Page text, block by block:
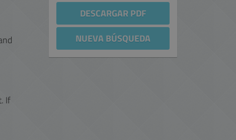
If
DESCARGAR PDF
NUEVA BÚSQUEDA